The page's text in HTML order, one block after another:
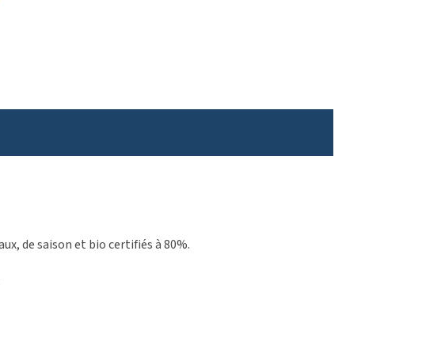
de saison et bio certifiés à 80%.